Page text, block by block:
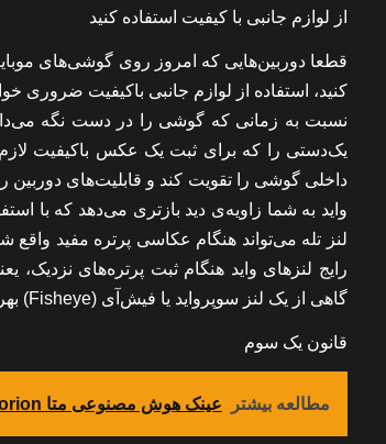
از لوازم جانبی با کیفیت استفاده کنید
قطعا دوربین‌هایی که امروز روی گوشی‌های
کنید، استفاده از لوازم جانبی باکیفیت
نسبت به زمانی که گوشی را در دست نگه
یک‌دستی را که برای ثبت یک عکس باکیفیت لازم
داخلی گوشی را تقویت کند و قابلیت‌های دوربین
واید به شما زاویه‌ی دید بازتری می‌دهد که با
لنز تله می‌تواند هنگام عکاسی پرتره مفید
رایج لنزهای واید هنگام ثبت پرتره‌های
گاهی از یک لنز سوپرواید یا فیش‌آی (Fisheye) بهره بگیرید تا نمایی جذاب و غیرمنتظره از جهان را به مخاطبان خود نمایش دهید.
قانون یک سوم
مطالعه بیشتر عینک هوش مصنوعی متا orion